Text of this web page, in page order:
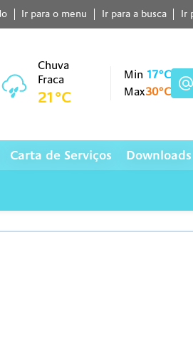
Ir para o menu Ir para a busca Ir
Chuva
Fraca
21°C
Min 17°C
Max30°C
Carta de Serviços Downloads